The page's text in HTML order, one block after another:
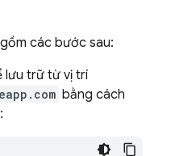
các bước sau:
lưu trữ từ vị trí
bằng cách